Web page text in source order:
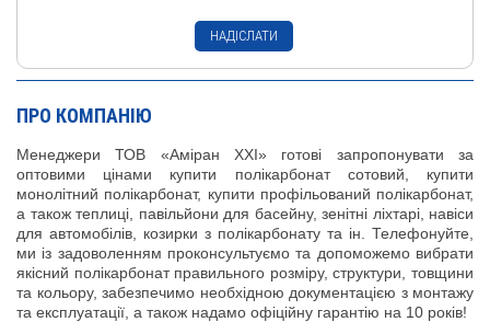
ПРО КОМПАНІЮ
Менеджери ТОВ «Аміран XXI» готові запропонувати за
оптовими цінами купити полікарбонат сотовий, купити
монолітний полікарбонат, купити профільований полікарбонат,
а також теплиці, павільйони для басейну, зенітні ліхтарі, навіси
для автомобілів, козирки з полікарбонату та ін. Телефонуйте,
ми із задоволенням проконсультуємо та допоможемо вибрати
якісний полікарбонат правильного розміру, структури, товщини
та кольору, забезпечимо необхідною документацією з монтажу
та експлуатації, а також надамо офіційну гарантію на 10 років!